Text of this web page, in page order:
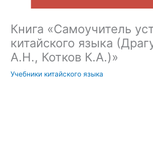
Книга «Самоучитель
китайского языка
А.Н., Котков К.А.)»
Учебники китайского языка